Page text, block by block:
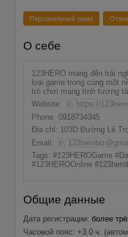
Персональный заказ
О себе
123HERO mang đến trải
loại game trong cùng một
trò chơi mang tính tương
Website:
https://
Phone: 0918734345
Địa chỉ: 103D Đường Lê
Email:
Tags: #123HEROGame
#123HEROOnline
Общие данные
Дата регистрации: более
Часовой пояс: +3.0 ч.